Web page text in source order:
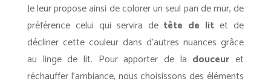
Je leur propose ainsi de colorer un seul pan de mur, de
préférence celui qui servira de tête de lit et de
décliner cette couleur dans d’autres nuances grâce
au linge de lit. Pour apporter de la douceur et
réchauffer l’ambiance, nous choisissons des éléments